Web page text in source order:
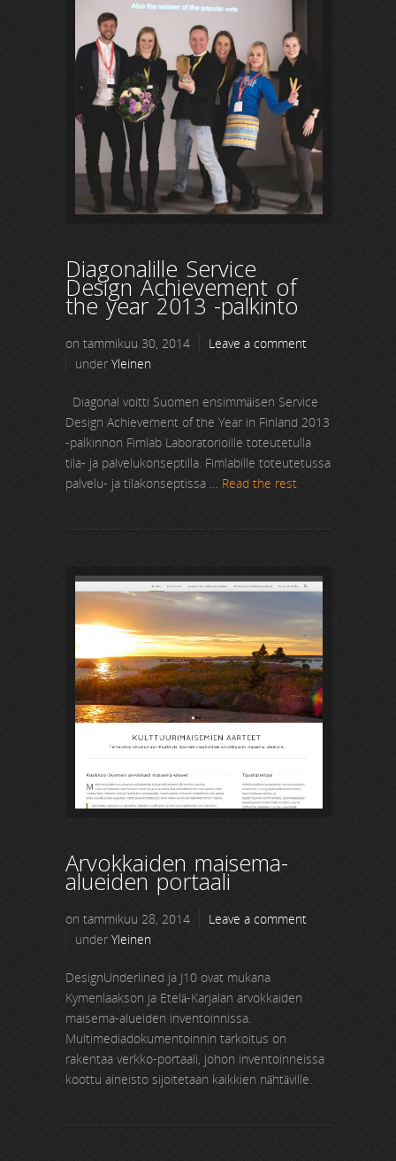
Diagonalille Service
Design Achievement of
the year 2013 -palkinto
on tammikuu 30, 2014
Leave a comment
under Yleinen
Diagonal voitti Suomen ensimmäisen Service
Design Achievement of the Year in Finland 2013
-palkinnon Fimlab Laboratorioille toteutetulla
tila- ja palvelukonseptilla. Fimlabille toteutetussa
palvelu- ja tilakonseptissa … Read the rest
Arvokkaiden maisema-
alueiden portaali
on tammikuu 28, 2014
Leave a comment
under Yleinen
DesignUnderlined ja J10 ovat mukana
Kymenlaakson ja Etelä-Karjalan arvokkaiden
maisema-alueiden inventoinnissa.
Multimediadokumentoinnin tarkoitus on
rakentaa verkko-portaali, johon inventoinneissa
koottu aineisto sijoitetaan kaikkien nähtäville.